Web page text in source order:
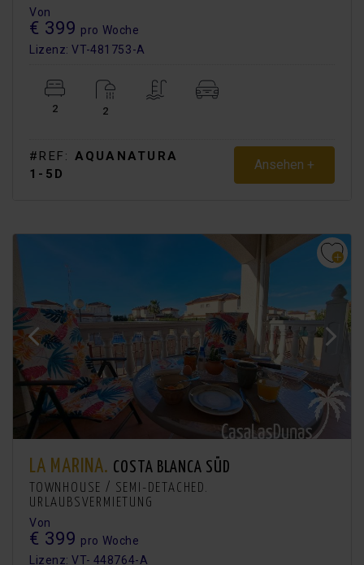
Von
€ 399 pro Woche
Lizenz: VT-481753-A
2 2
#REF: AQUANATURA
1-5D
Ansehen +
LA MARINA. COSTA BLANCA SÜD
TOWNHOUSE / SEMI-DETACHED.
URLAUBSVERMIETUNG
Von
€ 399 pro Woche
Lizenz: VT- 448764-A